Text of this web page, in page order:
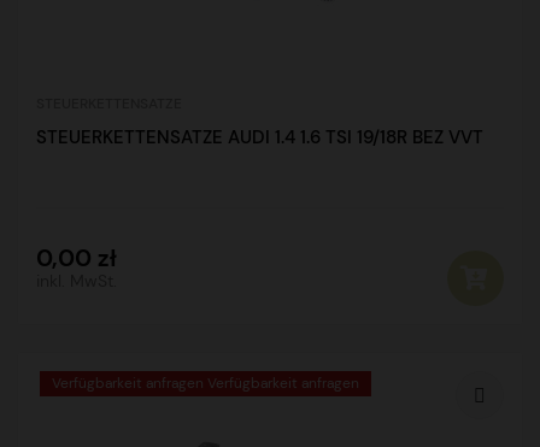
STEUERKETTENSATZE AUDI 1.4 1.6 TSI 19/18R BEZ VVT
0,00 zł
Verfügbarkeit anfragen Verfügbarkeit anfragen